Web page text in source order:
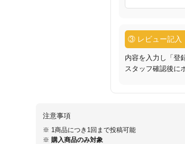
③ レビュー記入
内容を入力し「登
スタッフ確認後に
注意事項
※ 1商品につき1回まで投稿可能
※ 購入商品のみ対象